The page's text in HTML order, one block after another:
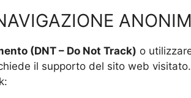
(DNT – Do Not Track) o
il supporto del sito web